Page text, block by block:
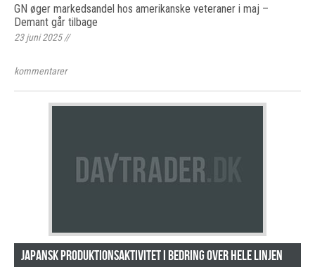
GN øger markedsandel hos amerikanske veteraner i maj –
Demant går tilbage
23 juni 2025//
kommentarer
Japansk produktionsaktivitet i bedring over hele linjen